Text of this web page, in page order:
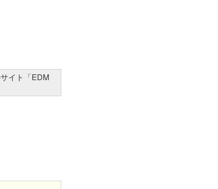
イト「EDM